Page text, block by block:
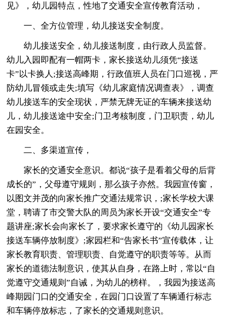
见》，幼儿园特点，性地了交通安全宣传教育活动，
一、全方位管理，幼儿接送安全制度。
幼儿接送安全，幼儿接送制度，由行政人员监督。
幼儿入园即配有一帽两卡，家长接送幼儿须凭“接送
卡”以卡换人;接送高峰期，行政值班人员在门口巡视，严
防幼儿冒领或走失;填写《幼儿家庭情况调查表》，调查
幼儿接送车的安全现状，严禁无牌无证的车辆来接送幼
儿，幼儿接送途中安全;门卫考核制度，门卫职责，幼儿
在园安全。
二、多渠道宣传，
家长的交通安全意识。都说“孩子是看着父母的后背
成长的”，父母遵守规则，那么孩子亦然。我园宣传窗，
以图文并茂的向家长推广交通法规常识，;家长学校大课
堂，聘请了市交警大队的周员为家长开设“交通安全”专
题讲座;家长会向家长了，要求家长遵守的《幼儿园家长
接送车辆停放制度》;家园栏和“告家长书”宣传载体，让
家长教育职责、管理职责、自觉遵守的职责等等。从而
家长的道德法制意识，使其从自身，在路上时，常以“自
觉遵守交通规则”自诫，为幼儿的榜样。，我园为接送高
峰期园门口的交通安全，在园门口设置了车辆通行标志
和车辆停放标志，了家长的交通规则意识。